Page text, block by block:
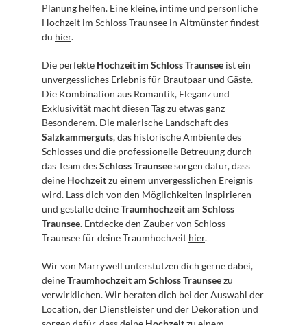
Planung helfen. Eine kleine, intime und persönliche
Hochzeit im Schloss Traunsee in Altmünster findest
du hier.
Die perfekte Hochzeit im Schloss Traunsee ist ein
unvergessliches Erlebnis für Brautpaar und Gäste.
Die Kombination aus Romantik, Eleganz und
Exklusivität macht diesen Tag zu etwas ganz
Salzkammerguts, das historische Ambiente des
Schlosses und die professionelle Betreuung durch
das Team des Schloss Traunsee sorgen dafür, dass
deine Hochzeit zu einem unvergesslichen Ereignis
wird. Lass dich von den Möglichkeiten inspirieren
und gestalte deine Traumhochzeit am Schloss
Traunsee. Entdecke den Zauber von Schloss
Traunsee für deine Traumhochzeit hier.
Wir von Marrywell unterstützen dich gerne dabei,
deine Traumhochzeit am Schloss Traunsee zu
verwirklichen. Wir beraten dich bei der Auswahl der
Location, der Dienstleister und der Dekoration und